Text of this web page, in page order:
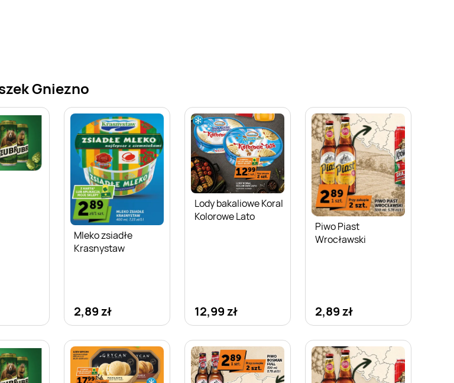
Gniezno
Mleko zsiadłe
Krasnystaw
2,89 zł
Lody bakaliowe Koral
Kolorowe Lato
12,99 zł
Piwo Piast
Wrocławski
2,89 zł